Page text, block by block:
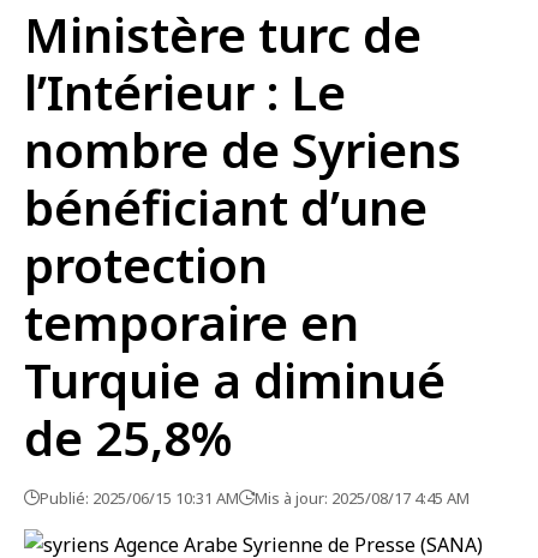
Ministère turc de
l’Intérieur : Le
nombre de Syriens
bénéficiant d’une
protection
temporaire en
Turquie a diminué
de 25,8%
Publié: 2025/06/15 10:31 AM Mis à jour: 2025/08/17 4:45 AM